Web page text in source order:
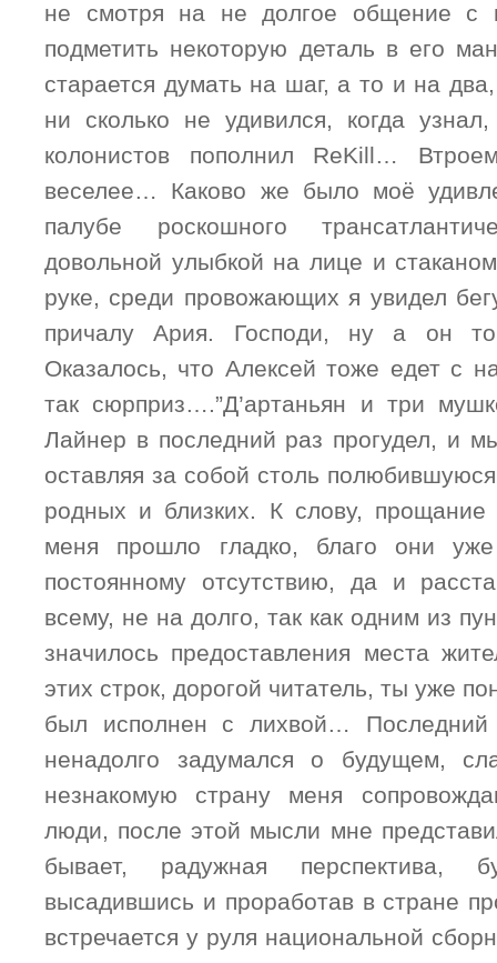
не смотря на не долгое общение с
подметить некоторую деталь в его
старается думать на шаг, а то и на
ни сколько не удивился, когда
колонистов пополнил ReKill…
веселее… Каково же было моё
палубе роскошного
довольной улыбкой на лице и
руке, среди провожающих я увидел
причалу Ария. Господи, ну а он
Оказалось, что Алексей тоже едет с
так сюрприз….”Д’артаньян и три
Лайнер в последний раз прогудел, и
оставляя за собой столь
родных и близких. К слову,
меня прошло гладко, благо они
постоянному отсутствию, да и
всему, не на долго, так как одним из
значилось предоставления места
этих строк, дорогой читатель, ты уже
был исполнен с лихвой… Последний
ненадолго задумался о будущем,
незнакомую страну меня
люди, после этой мысли мне
бывает, радужная перспектива,
высадившись и проработав в стране
встречается у руля национальной